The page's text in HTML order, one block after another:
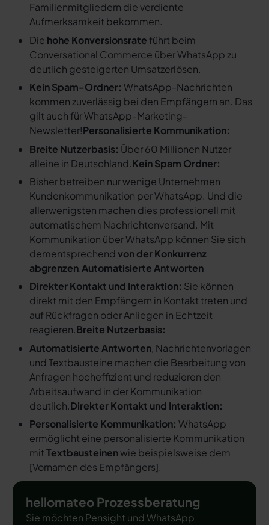
Familienmitgliedern die verdiente
Aufmerksamkeit bekommen.
Die hohe Konversionsrate führt beim
Conversational Commerce über WhatsApp zu
deutlich gesteigerten Umsatzerlösen.
Kein Spam-Ordner: WhatsApp-Nachrichten
kommen zuverlässig bei den Empfängern an. Das
gilt auch für WhatsApp-Marketing-
Newsletter!Personalisierte Kommunikation:
Breite Nutzerbasis: Über 60 Millionen Nutzer
alleine in Deutschland.Kein Spam Ordner:
Bisher betreiben nur wenige Unternehmen
Kundenkommunikation per WhatsApp. Und die
allerwenigsten machen dies professionell mit
automatischem Nachrichtenversand. Mit
Kommunikation über WhatsApp können Sie sich
dementsprechendvon der Konkurrenz
abgrenzen.Automatisierte Antworten
Direkter Kontakt und Interaktion: Sie können
direkt mit den Empfängern in Kontakt treten und
auf Rückfragen oder Anliegen in Echtzeit
reagieren.Breite Nutzerbasis:
Automatisierte Antworten, Nachrichtenvorlagen
und Textbausteine machen die Bearbeitung von
Anfragen hocheffizient und reduzieren den
Arbeitsaufwand in der Kommunikation
deutlich.Direkter Kontakt und Interaktion:
Personalisierte Kommunikation: WhatsApp
ermöglicht eine personalisierte Kommunikation
mitTextbausteinenwie beispielsweise dem
[Vornamen des Empfängers].
hellomateo Prozessberatung
Sie möchten Pensight und WhatsApp